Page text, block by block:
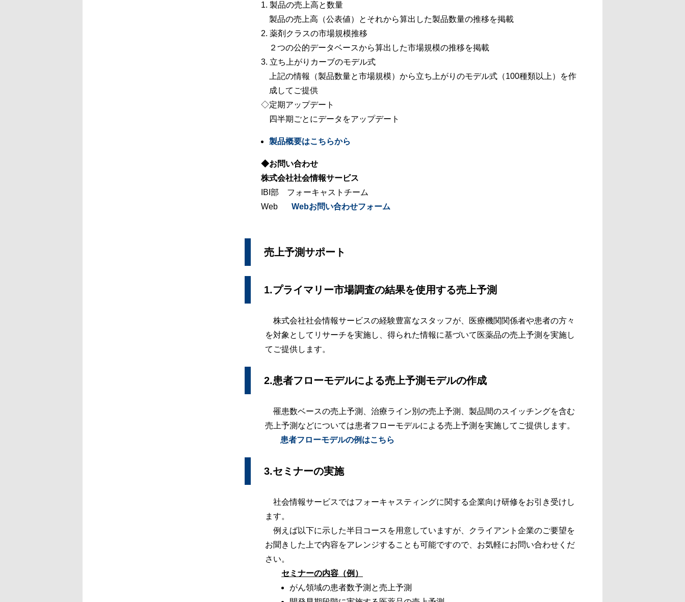
製品の売上高と数量
製品の売上高（公表値）とそれから算出した製品数量の推移を掲載
薬剤クラスの市場規模推移
２つの公的データベースから算出した市場規模の推移を掲載
立ち上がりカーブのモデル式
上記の情報（製品数量と市場規模）から立ち上がりのモデル式（100種類以上）を作
成してご提供
定期アップデート
四半期ごとにデータをアップデート
製品概要はこちらから
◆お問い合わせ
株式会社社会情報サービス
IBI部 フォーキャストチーム
Web
Webお問い合わせフォーム
売上予測サポート
1.プライマリー市場調査の結果を使用する売上予測
株式会社社会情報サービスの経験豊富なスタッフが、医療機関関係者や患者の方々
を対象としてリサーチを実施し、得られた情報に基づいて医薬品の売上予測を実施し
てご提供します。
2.患者フローモデルによる売上予測モデルの作成
罹患数ベースの売上予測、治療ライン別の売上予測、製品間のスイッチングを含む
売上予測などについては患者フローモデルによる売上予測を実施してご提供します。
患者フローモデルの例はこちら
3.セミナーの実施
社会情報サービスではフォーキャスティングに関する企業向け研修をお引き受けし
ます。
例えば以下に示した半日コースを用意していますが、クライアント企業のご要望を
お聞きした上で内容をアレンジすることも可能ですので、お気軽にお問い合わせくだ
さい。
セミナーの内容（例）
がん領域の患者数予測と売上予測